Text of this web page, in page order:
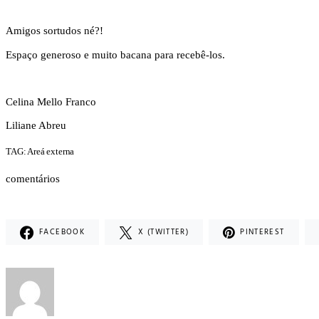
Amigos sortudos né?!
Espaço generoso e muito bacana para recebê-los.
Celina Mello Franco
Liliane Abreu
TAG: Areá externa
comentários
FACEBOOK X (TWITTER) PINTEREST